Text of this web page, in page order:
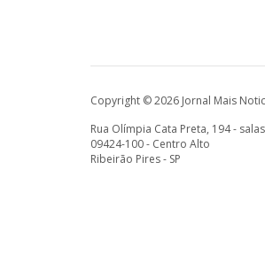
Copyright © 2026 Jornal Mais
Rua Olímpia Cata Preta, 194 -
09424-100 - Centro Alto
Ribeirão Pires - SP